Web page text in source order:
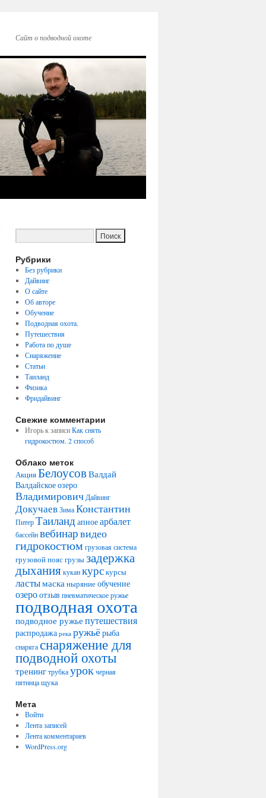
Сайт о подводной охоте
Рубрики
Без рубрики
Дайвинг
О сайте
Об авторе
Обучение
Подводная охота.
Путешествия
Работа по душе
Снаряжение
Статьи
Таиланд
Физика
Фридайвинг
Свежие комментарии
Игорьк записиКак снять
гидрокостюм. 2 способ
Облако меток
АкцияБелоусовВалдай
Валдайское озеро
Владимирович Дайвинг
Докучаев Зима Константин
Питер Таиландапноеарбалет
бассейнвебинарвидео
гидрокостюм грузовая система
грузовой поясгрузызадержка
дыхания кукан курскурсы
ластымасканыряниеобучение
озероотзыв пневматическое ружье
подводная охота
подводное ружье путешествия
распродажа река ружьёрыба
снарягаснаряжение для
подводной охоты
тренингтрубкаурокчерная
пятницащука
Мета
Войти
Лента записей
Лента комментариев
WordPress.org